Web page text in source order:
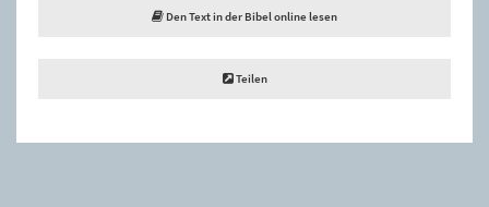
Den Text in der Bibel online lesen
Teilen